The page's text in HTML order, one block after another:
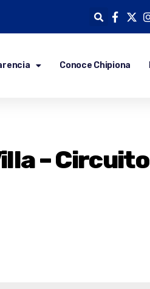
Conoce Chipiona
– Circuito